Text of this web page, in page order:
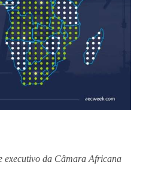
executivo da Câmara Africana